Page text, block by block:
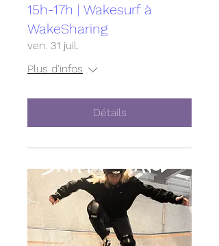
15h-17h | Wakesurf à
WakeSharing
ven. 31 juil.
Plus d'infos
Détails